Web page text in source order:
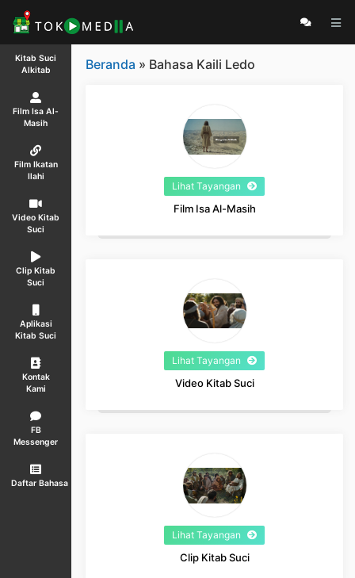
Kitab Suci
Alkitab
Film Isa Al-
Masih
Film Ikatan
Ilahi
Video Kitab
Suci
Clip Kitab
Suci
Aplikasi
Kitab Suci
Kontak
Kami
FB
Messenger
Daftar Bahasa
Beranda » Bahasa Kaili Ledo
Lihat Tayangan
Film Isa Al-Masih
Lihat Tayangan
Video Kitab Suci
Lihat Tayangan
Clip Kitab Suci